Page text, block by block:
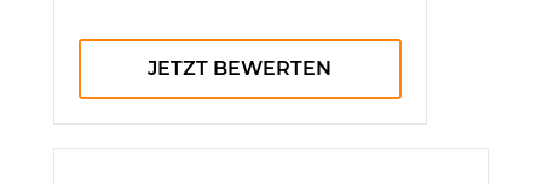
JETZT BEWERTEN